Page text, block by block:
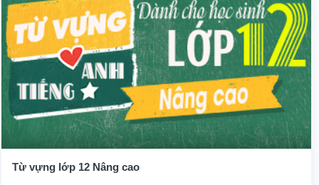
Từ vựng lớp 12 Nâng cao